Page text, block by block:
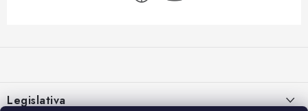
aLegislativa